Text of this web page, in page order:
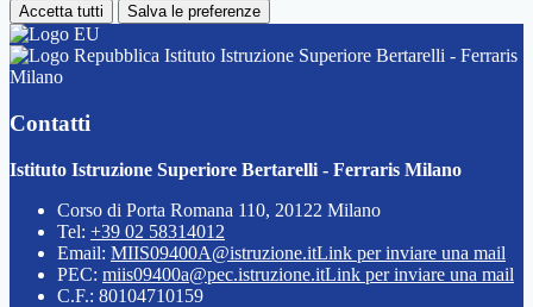
Accetta tutti Salva le preferenze
Istituto Istruzione Superiore Bertarelli - Ferraris
Milano
Contatti
Istituto Istruzione Superiore Bertarelli - Ferraris Milano
Corso di Porta Romana 110, 20122 Milano
Tel: +39 02 58314012
Email: MIIS09400A@istruzione.itLink per inviare una mail
PEC: miis09400a@pec.istruzione.itLink per inviare una mail
C.F.: 80104710159